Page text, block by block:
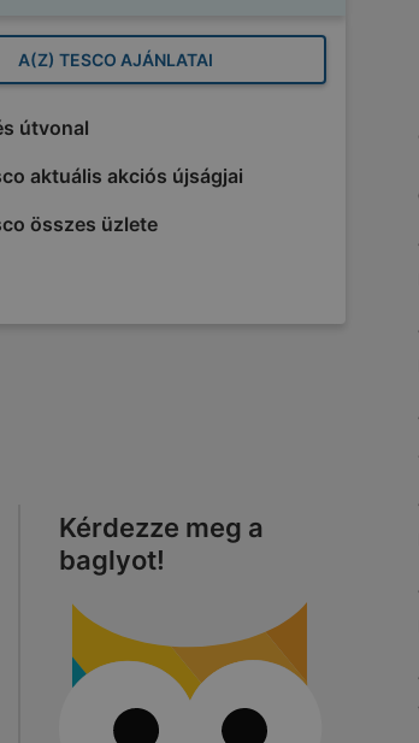
A(Z) TESCO AJÁNLATAI
útvonal
aktuális akciós újságjai
összes üzlete
Kérdezze meg a
baglyot!